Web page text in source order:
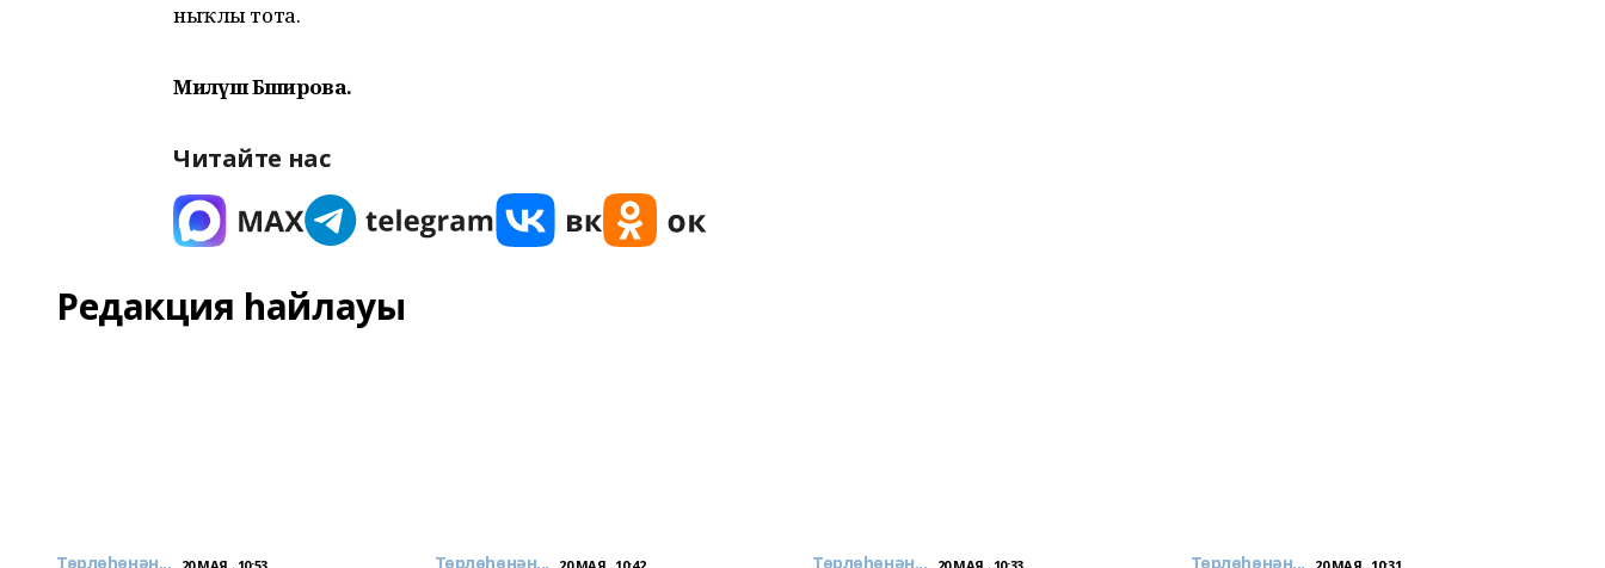
ныҡлы тота.
Миләүшә Бәширова.
Читайте нас
Редакция һайлауы
Төрлөһөнән... Төрлөһөнән... Төрлөһөнән... Төрлөһөнән...